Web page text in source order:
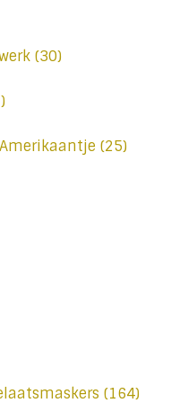
(30)
(25)
(164)